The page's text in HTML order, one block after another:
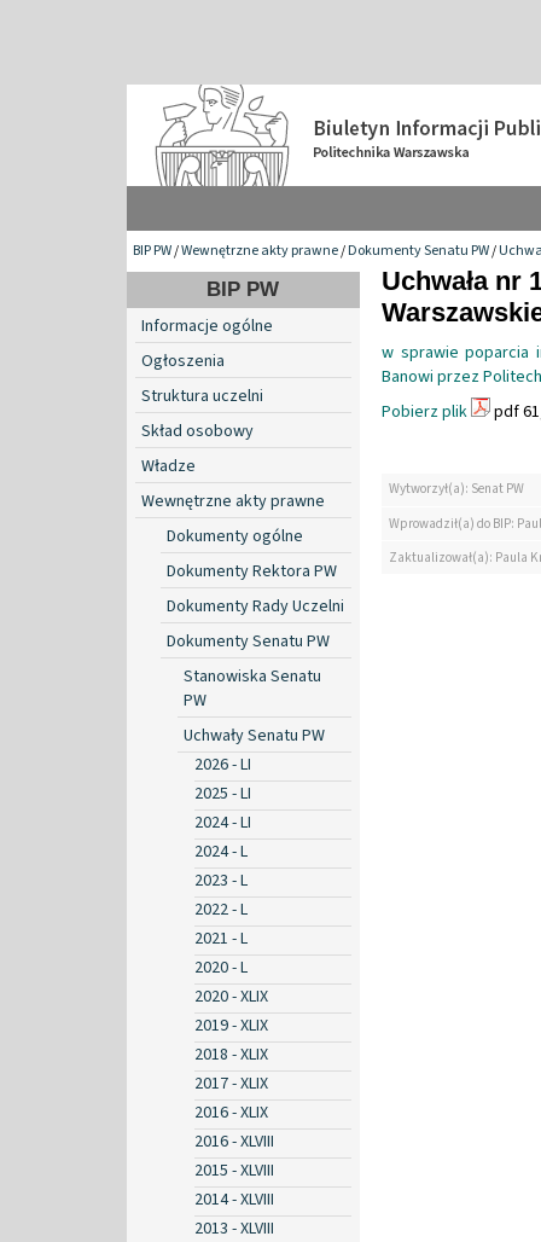
BIP PW/Wewnętrzne akty prawne/Dokumenty Senatu PW/
BIP PW
Informacje ogólne
Ogłoszenia
Struktura uczelni
Skład osobowy
Władze
Wewnętrzne akty prawne
Dokumenty ogólne
Dokumenty Rektora PW
Dokumenty Rady Uczelni
Dokumenty Senatu PW
Stanowiska Senatu
PW
Uchwały Senatu PW
2026 - LI
2025 - LI
2024 - LI
2024 - L
2023 - L
2022 - L
2021 - L
2020 - L
2020 - XLIX
2019 - XLIX
2018 - XLIX
2017 - XLIX
2016 - XLIX
2016 - XLVIII
2015 - XLVIII
2014 - XLVIII
2013 - XLVIII
Uchwała nr
w sprawie poparcia
Banowi przez
Pobierz plik
pdf
Wytworzył(a): Senat PW
Wprowadził(a) do BIP:
Zaktualizował(a): Paula